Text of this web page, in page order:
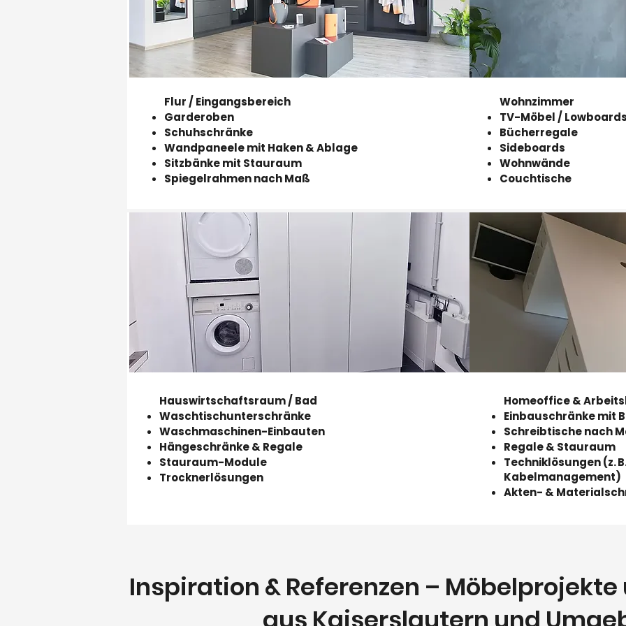
Flur / Eingangsbereich
Garderoben
Schuhschränke
Wandpaneele mit Haken & Ablage
Sitzbänke mit Stauraum
Spiegelrahmen nach Maß
Wohnzimmer
TV-Möbel /
Bücherregale
Sideboards
Wohnwände
Couchtische
Hauswirtschaftsraum / Bad
Waschtischunterschränke
Waschmaschinen-Einbauten
Hängeschränke & Regale
Stauraum-Module
Trocknerlösungen
Homeoffice &
Einbauschränke mit
Schreibtische nach
Regale & Stauraum
Techniklösungen (z.
Kabelmanagement)
Akten- &
Inspiration & Referenzen –